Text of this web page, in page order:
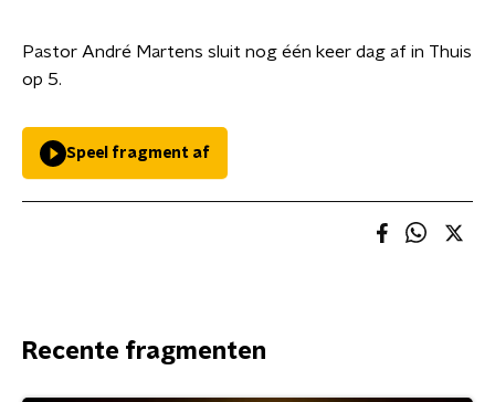
Pastor André Martens sluit nog één keer dag af in Thuis
op 5.
Speel fragment af
Recente fragmenten